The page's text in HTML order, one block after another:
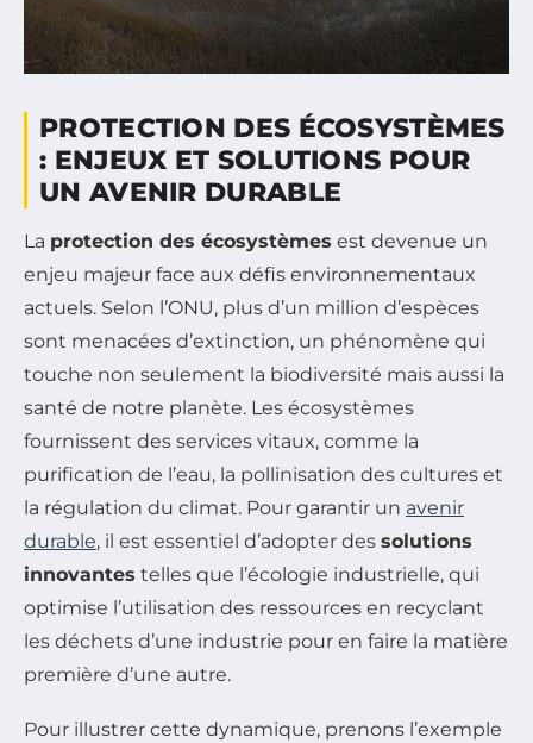
PROTECTION DES ÉCOSYSTÈMES
: ENJEUX ET SOLUTIONS POUR
UN AVENIR DURABLE
La protection des écosystèmes est devenue un
enjeu majeur face aux défis environnementaux
actuels. Selon l’ONU, plus d’un million d’espèces
sont menacées d’extinction, un phénomène qui
touche non seulement la biodiversité mais aussi la
santé de notre planète. Les écosystèmes
fournissent des services vitaux, comme la
purification de l’eau, la pollinisation des cultures et
la régulation du climat. Pour garantir un avenir
durable, il est essentiel d’adopter des solutions
innovantes telles que l’écologie industrielle, qui
optimise l’utilisation des ressources en recyclant
les déchets d’une industrie pour en faire la matière
première d’une autre.
Pour illustrer cette dynamique, prenons l’exemple